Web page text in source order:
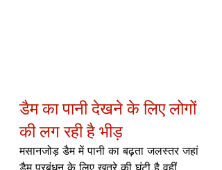
डैम का पानी देखने के लिए लोगों
की लग रही है भीड़
मसानजोड़ डैम में पानी का बढ़ता जलस्तर जहां